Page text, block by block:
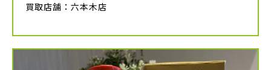
買取店舗：六本木店